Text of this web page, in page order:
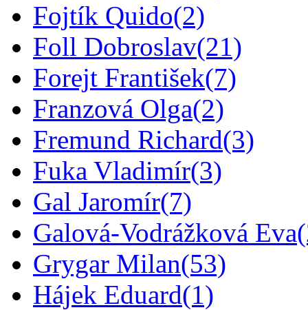
Fojtík Quido(2)
Foll Dobroslav(21)
Forejt František(7)
Franzová Olga(2)
Fremund Richard(3)
Fuka Vladimír(3)
Gal Jaromír(7)
Galová-Vodrážková Eva
Grygar Milan(53)
Hájek Eduard(1)